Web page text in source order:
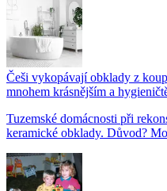
Češi vykopávají obklady z
mnohem krásnějším a
Tuzemské domácnosti při
keramické obklady. Důvod?